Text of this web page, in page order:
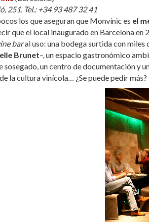
251. Tel.: +34 93 487 32 41
los que aseguran que Monvínic es el
que el local inaugurado en Barcelona
baral uso: una bodega surtida con
Brunet–, un espacio gastronómico
sosegado, un centro de documentación y
la cultura vinícola… ¿Se puede pedir más?